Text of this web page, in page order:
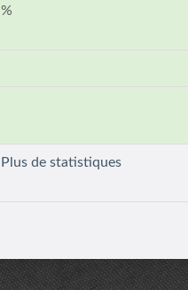
%
Plus de statistiques